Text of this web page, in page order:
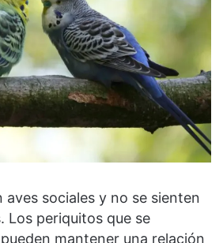
aves sociales y no se sienten
Los periquitos que se
mantener una relación